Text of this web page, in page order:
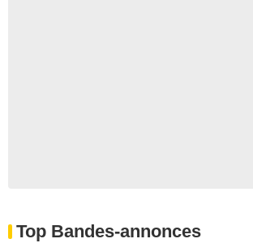
Top Bandes-annonces